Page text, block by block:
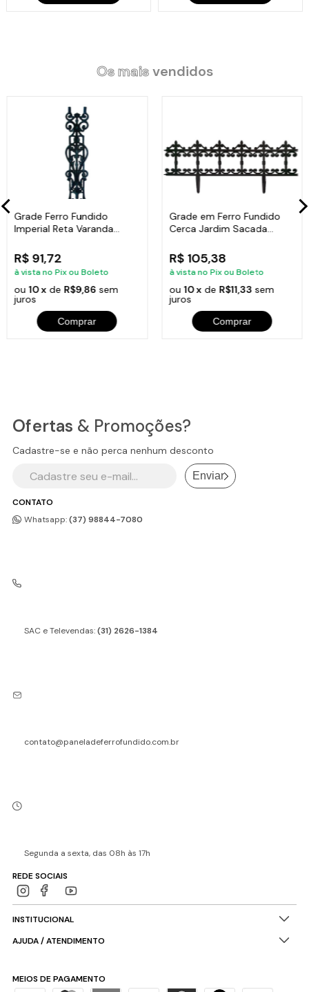
Os maisvendidos
Grade Ferro Fundido
Imperial Reta Varanda
R$ 91,72
à vista no Pix ou Boleto
ou10 x de R$9,86 sem
juros
Comprar
Grade em Ferro Fundido
Cerca Jardim Sacada
R$ 105,38
à vista no Pix ou Boleto
ou 10 x de R$11,33 sem
juros
Comprar
CONTATO
Whatsapp:(37) 98844-7080
SAC e Televendas:(31) 2626-1384
contato@paneladeferrofundido.com.br
Segunda a sexta, das 08h às 17h
REDE SOCIAIS
INSTITUCIONAL
AJUDA / ATENDIMENTO
Ofertas & Promoções?
Cadastre-se e não perca nenhum desconto
Enviar
MEIOS DE PAGAMENTO